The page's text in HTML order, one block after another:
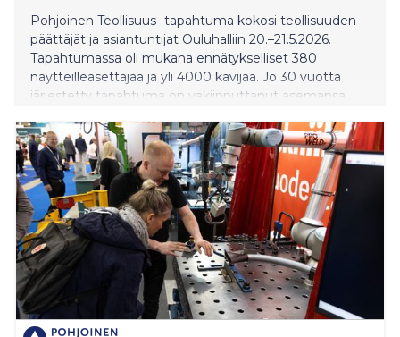
Pohjoinen Teollisuus -tapahtuma kokosi teollisuuden
päättäjät ja asiantuntijat Ouluhalliin 20.–21.5.2026.
Tapahtumassa oli mukana ennätykselliset 380
näytteilleasettajaa ja yli 4000 kävijää. Jo 30 vuotta
järjestetty tapahtuma on vakiinnuttanut asemansa
ja yhteistyöverkostojen rakentajana.